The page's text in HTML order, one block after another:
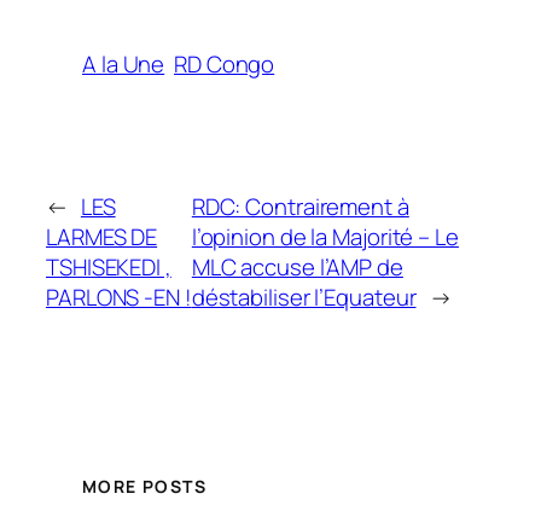
A la Une RD Congo
← LES
LARMES DE
TSHISEKEDI ,
PARLONS -EN !
RDC: Contrairement à
l’opinion de la Majorité – Le
MLC accuse l’AMP de
déstabiliser l’Equateur →
MORE POSTS